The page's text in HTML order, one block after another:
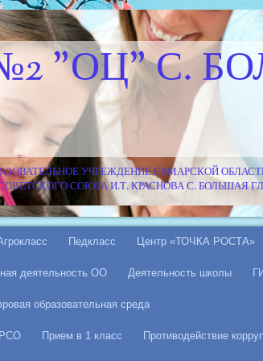
"ОЦ" С.
УЧРЕЖДЕНИЕ САМАРСКОЙ
СОВЕТСКОГО СОЮЗА И.Т. КРАСНОВА С.
Педкласс Центр «ТОЧКА РОСТА»
деятельность ОО Деятельность школы
образовательная среда
Прием в 1 класс Противодействие